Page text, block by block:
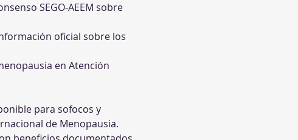
SEGO-AEEM sobre
oficial sobre los
en Atención
para sofocos y
de Menopausia.